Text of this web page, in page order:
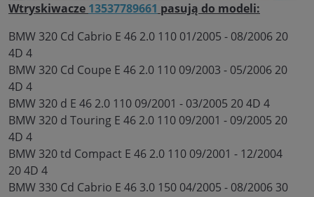
Wtryskiwacze 13537789661 pasują do modeli:
BMW 320 Cd Cabrio E 46 2.0 110 01/2005 - 08/2006 20
4D 4
BMW 320 Cd Coupe E 46 2.0 110 09/2003 - 05/2006 20
4D 4
BMW 320 d E 46 2.0 110 09/2001 - 03/2005 20 4D 4
BMW 320 d Touring E 46 2.0 110 09/2001 - 09/2005 20
4D 4
BMW 320 td Compact E 46 2.0 110 09/2001 - 12/2004
20 4D 4
BMW 330 Cd Cabrio E 46 3.0 150 04/2005 - 08/2006 30